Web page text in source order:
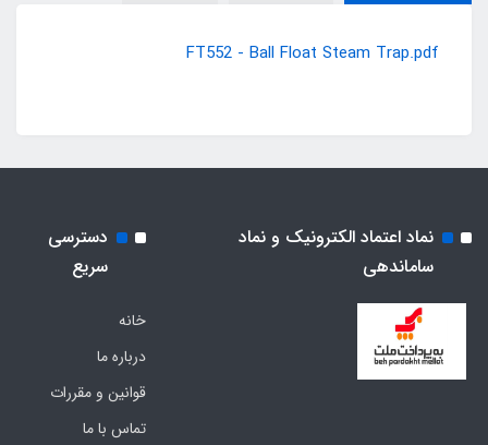
FT552 - Ball Float Steam Trap.pdf
نماد اعتماد الکترونیک و نماد
ساماندهی
دسترسی
سریع
خانه
درباره ما
قوانین و مقررات
تماس با ما